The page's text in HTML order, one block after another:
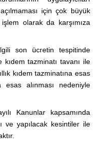
için çok büyük
olarak da karşımıza
son ücretin tespitinde
tazminatı tavanı ile
kıdem tazminatına esas
alınması nedeniyle
Kanunlar kapsamında
ve yapılacak kesintiler ile